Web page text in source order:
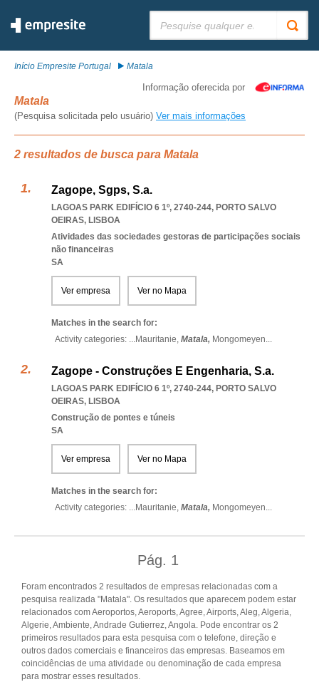
Início Empresite Portugal Matala
Informação oferecida por
Matala
(Pesquisa solicitada pelo usuário) Ver mais informações
2 resultados de busca para Matala
Zagope, Sgps, S.a.
LAGOAS PARK EDIFÍCIO 6 1º, 2740-244, PORTO SALVO
OEIRAS, LISBOA
Atividades das sociedades gestoras de participações sociais
não financeiras
SA
Ver empresa Ver no Mapa
Matches in the search for:
Activity categories: ...Mauritanie, Matala, Mongomeyen...
Zagope - Construções E Engenharia, S.a.
LAGOAS PARK EDIFÍCIO 6 1º, 2740-244, PORTO SALVO
OEIRAS, LISBOA
Construção de pontes e túneis
SA
Ver empresa Ver no Mapa
Matches in the search for:
Activity categories: ...Mauritanie, Matala, Mongomeyen...
Pág. 1
Foram encontrados 2 resultados de empresas relacionadas com a
pesquisa realizada "Matala". Os resultados que aparecem podem estar
relacionados com Aeroportos, Aeroports, Agree, Airports, Aleg, Algeria,
Algerie, Ambiente, Andrade Gutierrez, Angola. Pode encontrar os 2
primeiros resultados para esta pesquisa com o telefone, direção e
outros dados comerciais e financeiros das empresas. Baseamos em
coincidências de uma atividade ou denominação de cada empresa
para mostrar esses resultados.